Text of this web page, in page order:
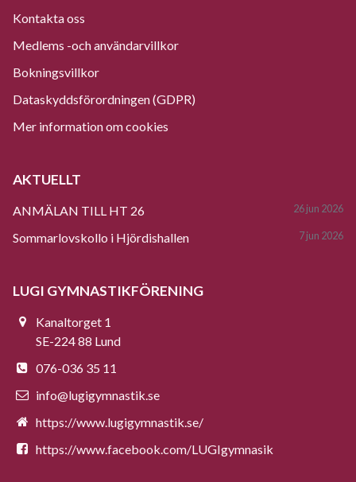
Kontakta oss
Medlems -och användarvillkor
Bokningsvillkor
Dataskyddsförordningen (GDPR)
Mer information om cookies
AKTUELLT
ANMÄLAN TILL HT 26 26 jun 2026
Sommarlovskollo i Hjördishallen 7 jun 2026
LUGI GYMNASTIKFÖRENING
Kanaltorget 1
SE-224 88 Lund
076-036 35 11
info@lugigymnastik.se
https://www.lugigymnastik.se/
https://www.facebook.com/LUGIgymnasik